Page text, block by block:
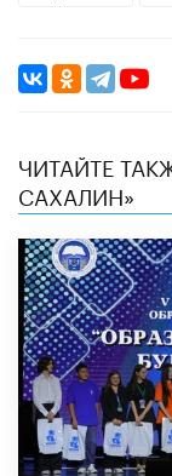
ЧИТАЙТЕ
САХАЛИН»